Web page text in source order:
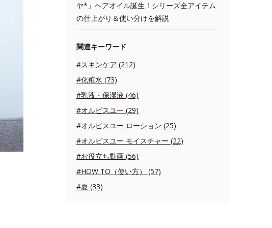
ヤ*」ヘアオイル誕生！シリーズ全アイテム
の仕上がり＆使い分けを解説
関連キーワード
#スキンケア (212)
#化粧水 (73)
#乳液・保湿液 (46)
#オルビスユー (29)
#オルビスユー ローション (25)
#オルビスユー モイスチャー (22)
#お役立ち動画 (56)
#HOW TO（使い方） (57)
#夏 (33)